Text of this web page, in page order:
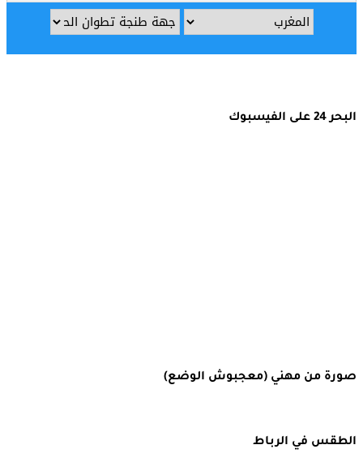
البحر 24 على الفيسبوك
صورة من مهني (معجبوش الوضع)
الطقس في الرباط